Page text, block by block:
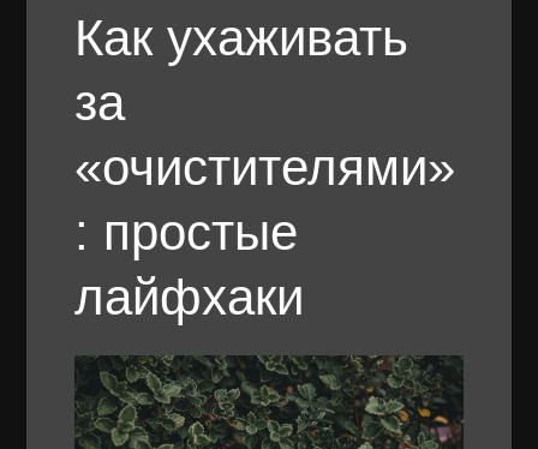
Как ухаживать
за
«очистителями»
: простые
лайфхаки